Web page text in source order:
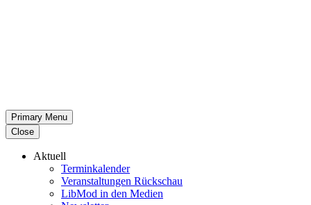
Primary Menu
Close
Aktuell
Termin­ka­lender
Veran­stal­tungen Rückschau
LibMod in den Medien